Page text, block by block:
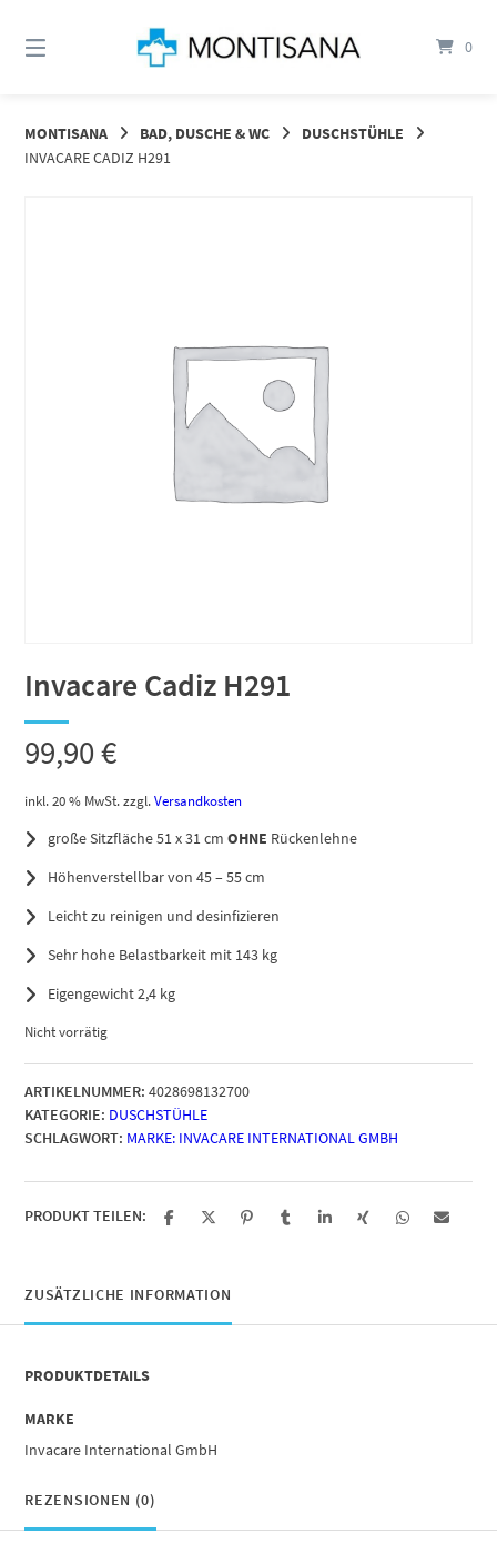
zum
0
MONTISANA BAD, DUSCHE & WC
DUSCHSTÜHLE
INVACARE CADIZ H291
Invacare Cadiz H291
99,90€
inkl. 20 % MwSt. zzgl.Versandkosten
große Sitzfläche 51 x 31 cmOHNE Rückenlehne
Höhenverstellbar von 45 – 55 cm
Leicht zu reinigen und desinfizieren
Sehr hohe Belastbarkeit mit 143 kg
Eigengewicht 2,4 kg
Nicht vorrätig
ARTIKELNUMMER: 4028698132700
KATEGORIE: DUSCHSTÜHLE
SCHLAGWORT: MARKE: INVACARE INTERNATIONAL GMBH
PRODUKT TEILEN:
ZUSÄTZLICHE INFORMATION
PRODUKTDETAILS
MARKE
Invacare International GmbH
REZENSIONEN (0)